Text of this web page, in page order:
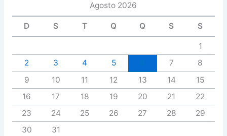
Agosto 2026
D S T Q Q S S
1
2
3 4 5 7
8
9
10 11 12 13 14
15
16
17 18 19 20 21
22
23
24 25 26 27 28
29
30
31